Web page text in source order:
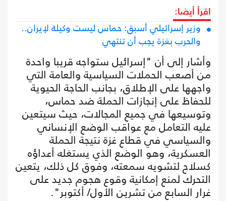
اقرأ أيضا:
وزير إسرائيلي أسبق: حماس ليست وكيلة لإيران..
والحرب بغزة يجب أن تنتهي
وأشار إلى أن "إسرائيل ستواجه قريبا واحدة
من أصعب الحملات السياسية والعامة التي
واجهها على الإطلاق، بجانب الحاجة الحيوية
للحفاظ على إنجازات الحملة ضد حماس،
وتوسيعها في جميع المجالات، حيث سيتعين
عليه التعامل مع عواقب الوضع الإنساني
والسياسي في قطاع غزة نتيجة الحملة
العسكرية، وهو الوضع الذي يستغله أعداؤه
كسلاح لتشويه سمعته، وفوق كل ذلك، يتعين
التحرك لمنع إمكانية وقوع هجوم جديد على
غرار السابع من تشرين الأول/ أكتوبر".